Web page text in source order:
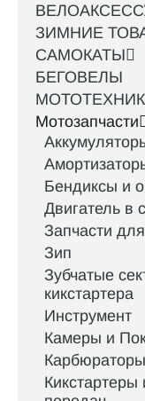
ЗИМНИЕ
САМОКАТЫ
БЕГОВЕЛЫ
Мотозапчасти
Бендиксы и
Двигатель в
Запчасти
Зип
Зубчатые
кикстартера
Инструмент
Камеры и